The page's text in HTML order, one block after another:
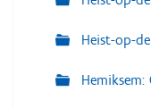
Heist-op-
Hemiksem: